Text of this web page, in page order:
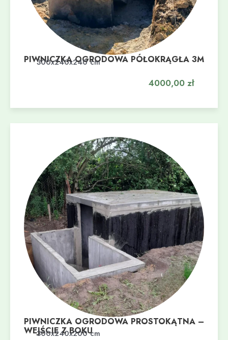
PIWNICZKA OGRODOWA PÓŁOKRĄGŁA 3M
300x240x240 cm
4000,00 zł
Dodaj do koszyka
PIWNICZKA OGRODOWA PROSTOKĄTNA –
WEJŚCIE Z BOKU
300x240x200 cm
Dodaj do koszyka